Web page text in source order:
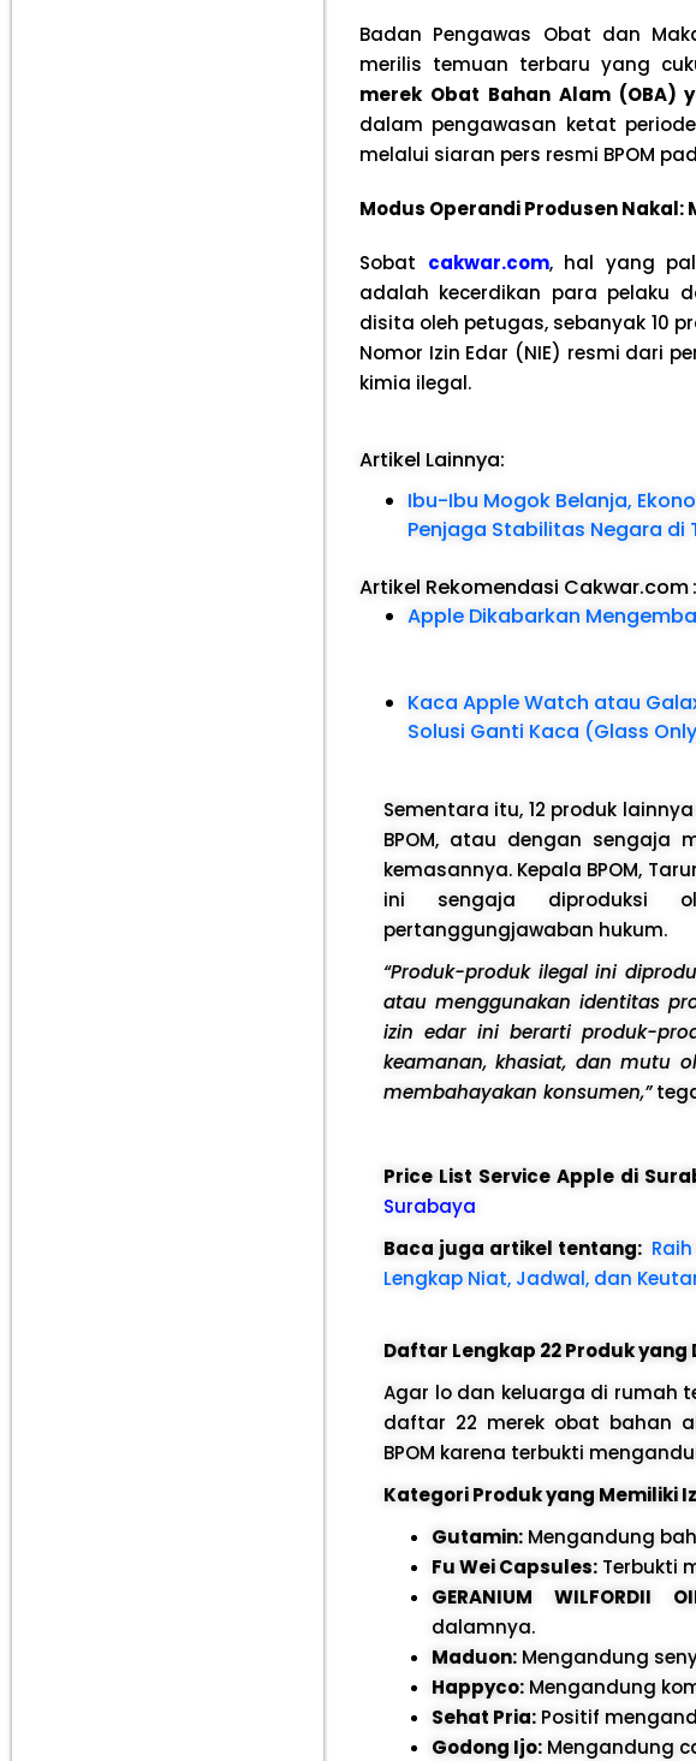
Badan Pengawas Obat dan
merilis temuan terbaru yang
merek Obat Bahan Alam (OBA)
dalam pengawasan ketat
melalui siaran pers resmi BPOM
Modus Operandi Produsen Nakal:
Sobat cakwar.com, hal yang
adalah kecerdikan para pelaku
disita oleh petugas, sebanyak 10
Nomor Izin Edar (NIE) resmi dari
kimia ilegal.
Artikel Lainnya:
Ibu-Ibu Mogok Belanja,
Penjaga Stabilitas Negara di
Artikel Rekomendasi Cakwar.com:
Apple Dikabarkan
Kaca Apple Watch atau
Solusi Ganti Kaca (Glass
Sementara itu, 12 produk
BPOM, atau dengan sengaja
kemasannya. Kepala BPOM,
ini sengaja diproduksi
pertanggungjawaban hukum.
“Produk-produk ilegal ini
atau menggunakan identitas
izin edar ini berarti produk-
keamanan, khasiat, dan mutu
membahayakan konsumen,”
Price List Service Apple di
Surabaya
Baca juga artikel tentang:
Lengkap Niat, Jadwal, dan
Daftar Lengkap 22 Produk yang
Agar lo dan keluarga di rumah
daftar 22 merek obat bahan
BPOM karena terbukti
Kategori Produk yang Memiliki
Gutamin:Mengandung
Fu Wei Capsules:Terbukti
GERANIUM WILFORDII
dalamnya.
Maduon:Mengandung
Happyco:Mengandung
Sehat Pria:Positif
Godong Ijo:Mengandung